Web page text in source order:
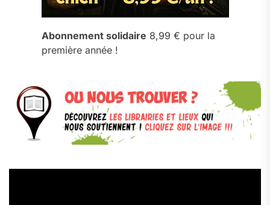
Abonnement solidaire 8,99 € pour la
première année !